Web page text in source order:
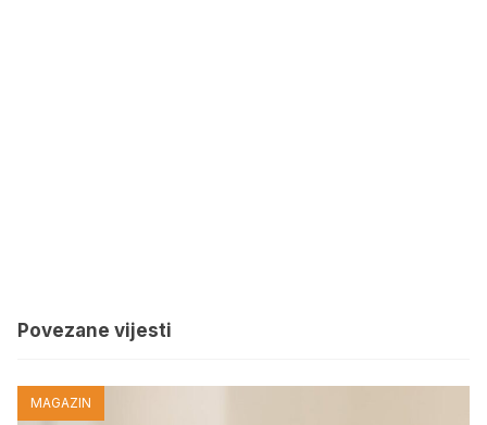
Povezane vijesti
MAGAZIN